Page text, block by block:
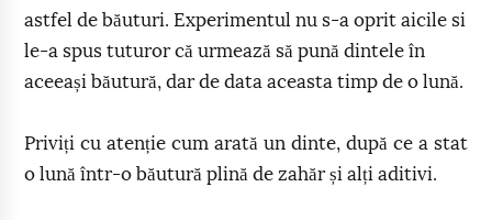
astfel de băuturi. Experimentul nu s-a oprit aicile si
le-a spus tuturor că urmează să pună dintele în
aceeași băutură, dar de data aceasta timp de o lună.
Priviți cu atenție cum arată un dinte, după ce a stat
o lună într-o băutură plină de zahăr și alți aditivi.